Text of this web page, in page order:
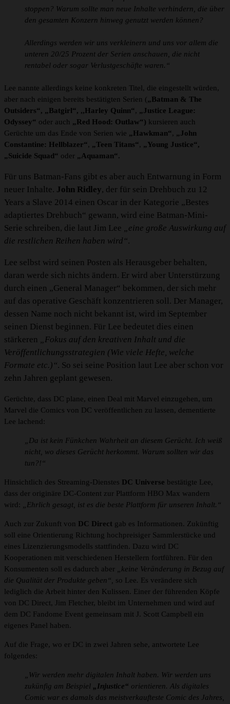
stoppen? Warum sollte man neue Inhalte verhindern, die über
den gesamten Konzern hinweg genutzt werden können?
Allerdings werden wir uns verkleinern und uns vor allem die
unteren 20/25 Prozent der Serien anschauen, die nicht
rentabel oder sogar Verlustgeschäfte waren.“
Lee nannte allerdings keine konkreten Titel, die eingestellt würden,
aber nach einigen bereits bestätigten Serien („Batman & The
Outsiders“, „Batgirl“, ,,Harley Quinn“, „Justice League:
Odyssey“ oder auch „Red Hood: Outlaw“) kursieren auch
Gerüchte um das Ende von Serien wie „Hawkman“, „John
Constantine: Hellblazer“, „Teen Titans“, „Young Justice“,
„Suicide Squad“ oder „Aquaman“.
Für uns Batman-Fans gibt es aber auch Entwarnung in Form
neuer Inhalte. John Ridley, der für sein Drehbuch zu 12
Years a Slave 2014 einen Oscar in der Kategorie „Bestes
adaptiertes Drehbuch“ gewann, wird eine Batman-Mini-
Serie schreiben, die laut Jim Lee „eine große Auswirkung auf
die restlichen Reihen haben wird“.
Lee selbst wird seinen Posten als Herausgeber behalten,
daran werde sich nichts ändern. Er wird aber Unterstürzung
durch einen „General Manager“ bekommen, der sich mehr
auf das operative Geschäft konzentrieren soll. Der Manager,
dessen Name noch nicht bekannt ist, wird im September
seinen Dienst beginnen. Für Lee bedeutet dies einen
stärkeren „Fokus auf den kreativen Inhalt und die
Veröffentlichungsstrategien (Wie viele Hefte, welche
Formate etc.)“. So sei seine Position laut Lee aber schon vor
zehn Jahren geplant gewesen.
Gerüchte, dass DC plane, einen Deal mit Marvel einzugehen, um
Marvel die Comics von DC veröffentlichen zu lassen, dementierte
Lee lachend:
„Da ist kein Fünkchen Wahrheit an diesem Gerücht. Ich weiß
nicht, wo dieses Gerücht herkommt. Warum sollten wir das
tun?!“
Hinsichtlich des Streaming-Dienstes DC Universe bestätigte Lee,
dass der originäre DC-Content zur Plattform HBO Max wandern
wird: „Ehrlich gesagt, ist es die beste Plattform für unseren Inhalt.“
Auch zur Zukunft von DC Direct gab es Informationen. Zukünftig
soll eine Orientierung Richtung hochpreisiger Sammlerstücke und
eines Lizenzierungsmodells stattfinden. Dazu wird DC
Kooperationen mit verschiedenen Herstellern fortführen. Für den
Konsumenten soll es dadurch aber „keine Veränderung in Bezug auf
die Qualität der Produkte geben“, so Lee. Es verändere sich
lediglich die Arbeit hinter den Kulissen. Einer der führenden Köpfe
von DC Direct, Jim Fletcher, bleibt im Unternehmen und wird auf
dem DC Fandome Event gemeinsam mit J. Scott Campbell ein
eigenes Panel haben.
Auf die Frage, wo er DC in zwei Jahren sehe, antwortete Lee
folgendes:
„Wir werden mehr digitalen Inhalt haben. Wir werden uns
zukünfig am Beispiel „Injustice“ orientieren. Als digitales
Comic war es damals das meistverkaufteste Comic des Jahres,